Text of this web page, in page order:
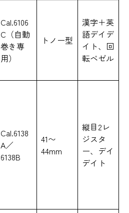
Cal.6106
C（自動
巻き専
用）
トノー型
漢字＋英
語デイデ
イト、回
転ベゼル
Cal.6138
A／
6138B
41〜
44mm
縦目2レ
ジスタ
ー、デイ
デイト